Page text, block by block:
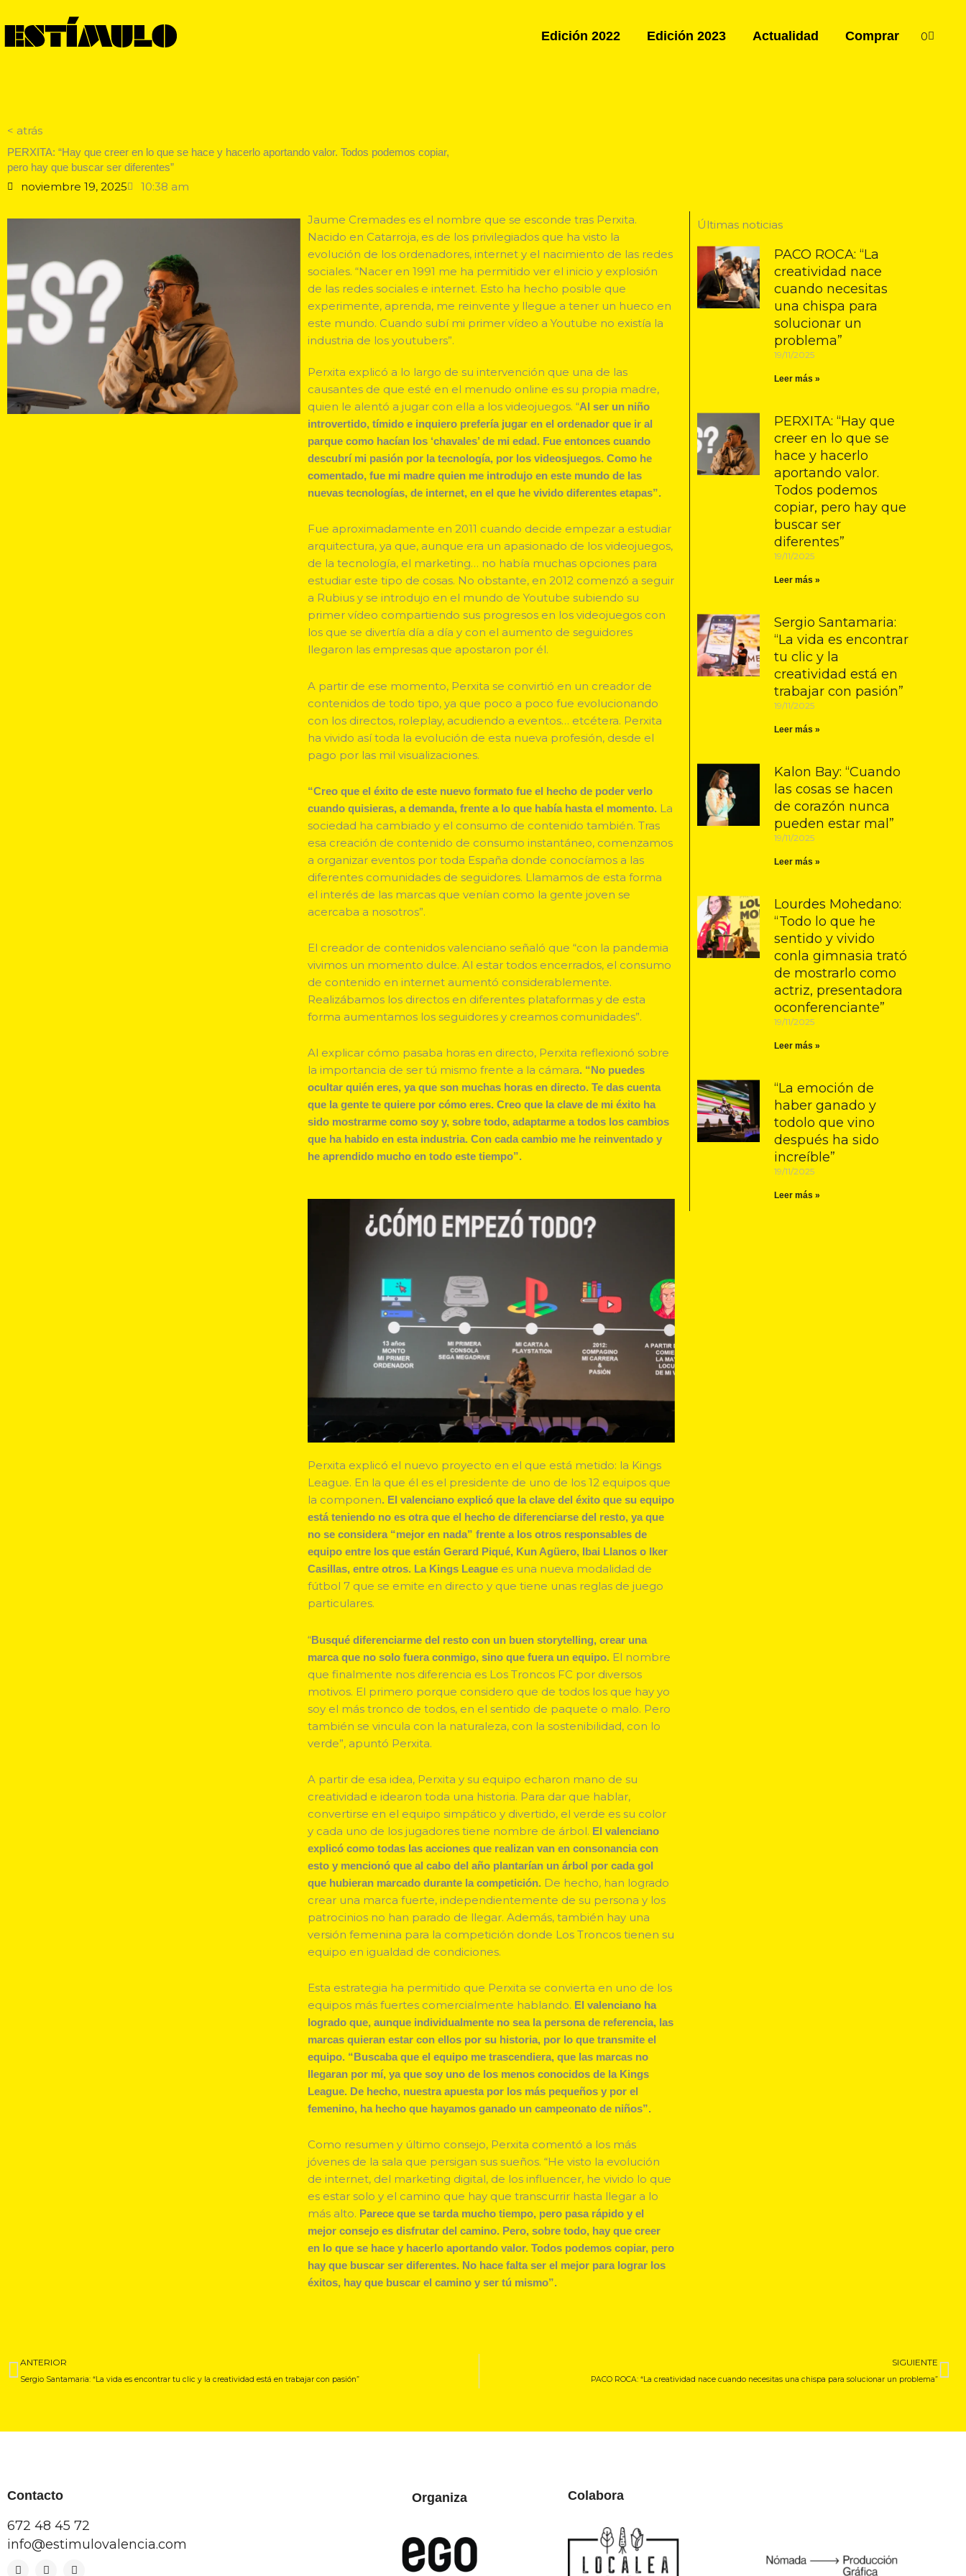
al
contenido
Edición 2022 Edición 2023 Actualidad Comprar 0
Carrito
< atrás
PERXITA: “Hay que creer en lo que se hace y hacerlo aportando valor. Todos podemos copiar,
pero hay que buscar ser diferentes”
noviembre 19, 2025 10:38 am
Jaume Cremades es el nombre que se esconde tras Perxita.
Nacido en Catarroja, es de los privilegiados que ha visto la
evolución de los ordenadores, internet y el nacimiento de las redes
sociales. “Nacer en 1991 me ha permitido ver el inicio y explosión
de las redes sociales e internet. Esto ha hecho posible que
experimente, aprenda, me reinvente y llegue a tener un hueco en
este mundo. Cuando subí mi primer vídeo a Youtube no existía la
industria de los youtubers”.
Perxita explicó a lo largo de su intervención que una de las
causantes de que esté en el menudo online es su propia madre,
quien le alentó a jugar con ella a los videojuegos. “Al ser un niño
introvertido, tímido e inquiero prefería jugar en el ordenador que ir al
parque como hacían los ‘chavales’ de mi edad. Fue entonces cuando
descubrí mi pasión por la tecnología, por los videosjuegos. Como he
comentado, fue mi madre quien me introdujo en este mundo de las
nuevas tecnologías, de internet, en el que he vivido diferentes etapas”.
Fue aproximadamente en 2011 cuando decide empezar a estudiar
arquitectura, ya que, aunque era un apasionado de los videojuegos,
de la tecnología, el marketing… no había muchas opciones para
estudiar este tipo de cosas. No obstante, en 2012 comenzó a seguir
a Rubius y se introdujo en el mundo de Youtube subiendo su
primer vídeo compartiendo sus progresos en los videojuegos con
los que se divertía día a día y con el aumento de seguidores
llegaron las empresas que apostaron por él.
A partir de ese momento, Perxita se convirtió en un creador de
contenidos de todo tipo, ya que poco a poco fue evolucionando
con los directos, roleplay, acudiendo a eventos… etcétera. Perxita
ha vivido así toda la evolución de esta nueva profesión, desde el
pago por las mil visualizaciones.
“Creo que el éxito de este nuevo formato fue el hecho de poder verlo
cuando quisieras, a demanda, frente a lo que había hasta el momento. La
sociedad ha cambiado y el consumo de contenido también. Tras
esa creación de contenido de consumo instantáneo, comenzamos
a organizar eventos por toda España donde conocíamos a las
diferentes comunidades de seguidores. Llamamos de esta forma
el interés de las marcas que venían como la gente joven se
acercaba a nosotros”.
El creador de contenidos valenciano señaló que “con la pandemia
vivimos un momento dulce. Al estar todos encerrados, el consumo
de contenido en internet aumentó considerablemente.
Realizábamos los directos en diferentes plataformas y de esta
forma aumentamos los seguidores y creamos comunidades”.
Al explicar cómo pasaba horas en directo, Perxita reflexionó sobre
la importancia de ser tú mismo frente a la cámara. “No puedes
ocultar quién eres, ya que son muchas horas en directo. Te das cuenta
que la gente te quiere por cómo eres. Creo que la clave de mi éxito ha
sido mostrarme como soy y, sobre todo, adaptarme a todos los cambios
que ha habido en esta industria. Con cada cambio me he reinventado y
he aprendido mucho en todo este tiempo”.
Perxita explicó el nuevo proyecto en el que está metido: la Kings
League. En la que él es el presidente de uno de los 12 equipos que
la componen. El valenciano explicó que la clave del éxito que su equipo
está teniendo no es otra que el hecho de diferenciarse del resto, ya que
no se considera “mejor en nada” frente a los otros responsables de
equipo entre los que están Gerard Piqué, Kun Agüero, Ibai Llanos o Iker
Casillas, entre otros. La Kings League es una nueva modalidad de
fútbol 7 que se emite en directo y que tiene unas reglas de juego
particulares.
“Busqué diferenciarme del resto con un buen storytelling, crear una
marca que no solo fuera conmigo, sino que fuera un equipo. El nombre
que finalmente nos diferencia es Los Troncos FC por diversos
motivos. El primero porque considero que de todos los que hay yo
soy el más tronco de todos, en el sentido de paquete o malo. Pero
también se vincula con la naturaleza, con la sostenibilidad, con lo
verde”, apuntó Perxita.
A partir de esa idea, Perxita y su equipo echaron mano de su
creatividad e idearon toda una historia. Para dar que hablar,
convertirse en el equipo simpático y divertido, el verde es su color
y cada uno de los jugadores tiene nombre de árbol. El valenciano
explicó como todas las acciones que realizan van en consonancia con
esto y mencionó que al cabo del año plantarían un árbol por cada gol
que hubieran marcado durante la competición. De hecho, han logrado
crear una marca fuerte, independientemente de su persona y los
patrocinios no han parado de llegar. Además, también hay una
versión femenina para la competición donde Los Troncos tienen su
equipo en igualdad de condiciones.
Esta estrategia ha permitido que Perxita se convierta en uno de los
equipos más fuertes comercialmente hablando. El valenciano ha
logrado que, aunque individualmente no sea la persona de referencia, las
marcas quieran estar con ellos por su historia, por lo que transmite el
equipo. “Buscaba que el equipo me trascendiera, que las marcas no
llegaran por mí, ya que soy uno de los menos conocidos de la Kings
League. De hecho, nuestra apuesta por los más pequeños y por el
femenino, ha hecho que hayamos ganado un campeonato de niños”.
Como resumen y último consejo, Perxita comentó a los más
jóvenes de la sala que persigan sus sueños. “He visto la evolución
de internet, del marketing digital, de los influencer, he vivido lo que
es estar solo y el camino que hay que transcurrir hasta llegar a lo
más alto. Parece que se tarda mucho tiempo, pero pasa rápido y el
mejor consejo es disfrutar del camino. Pero, sobre todo, hay que creer
en lo que se hace y hacerlo aportando valor. Todos podemos copiar, pero
hay que buscar ser diferentes. No hace falta ser el mejor para lograr los
éxitos, hay que buscar el camino y ser tú mismo”.
Últimas noticias
PACO ROCA: “La
creatividad nace
cuando necesitas
una chispa para
solucionar un
problema”
19/11/2025
Leer más »
PERXITA: “Hay que
creer en lo que se
hace y hacerlo
aportando valor.
Todos podemos
copiar, pero hay que
buscar ser
diferentes”
19/11/2025
Leer más »
Sergio Santamaria:
“La vida es encontrar
tu clic y la
creatividad está en
trabajar con pasión”
19/11/2025
Leer más »
Kalon Bay: “Cuando
las cosas se hacen
de corazón nunca
pueden estar mal”
19/11/2025
Leer más »
Lourdes Mohedano:
“Todo lo que he
sentido y vivido
conla gimnasia trató
de mostrarlo como
actriz, presentadora
oconferenciante”
19/11/2025
Leer más »
“La emoción de
haber ganado y
todolo que vino
después ha sido
increíble”
19/11/2025
Leer más »
Ant
ANTERIOR
Sergio Santamaria: “La vida es encontrar tu clic y la creatividad está en trabajar con pasión”
SIGUIENTE
PACO ROCA: “La creatividad nace cuando necesitas una chispa para solucionar un problema”
Contacto
672 48 45 72
info@estimulovalencia.com
F I L
Organiza Colabora